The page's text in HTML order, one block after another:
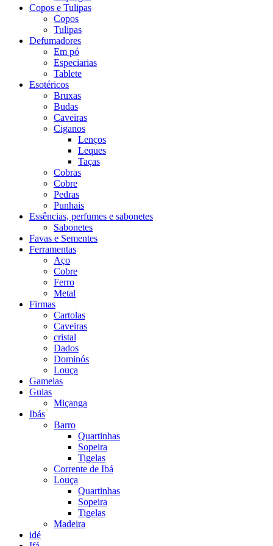
Copos e Tulipas
Copos
Tulipas
Defumadores
Em pó
Especiarias
Tablete
Esotéricos
Bruxas
Budas
Caveiras
Ciganos
Lenços
Leques
Taças
Cobras
Cobre
Pedras
Punhais
Essências, perfumes e sabonetes
Sabonetes
Favas e Sementes
Ferramentas
Aço
Cobre
Ferro
Metal
Firmas
Cartolas
Caveiras
cristal
Dados
Dominós
Louça
Gamelas
Guias
Miçanga
Ibás
Barro
Quartinhas
Sopeira
Tigelas
Corrente de Ibá
Louça
Quartinhas
Sopeira
Tigelas
Madeira
idé